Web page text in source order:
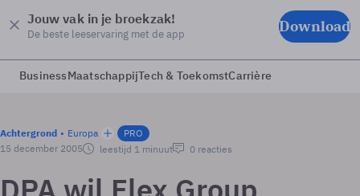
Jouw vak in je broekzak!
De beste leeservaring met de app Download
BusinessMaatschappijTech & ToekomstCarrière
Achtergrond Europa
PRO
15 december 2005
leestijd 1 minuut 0 reacties